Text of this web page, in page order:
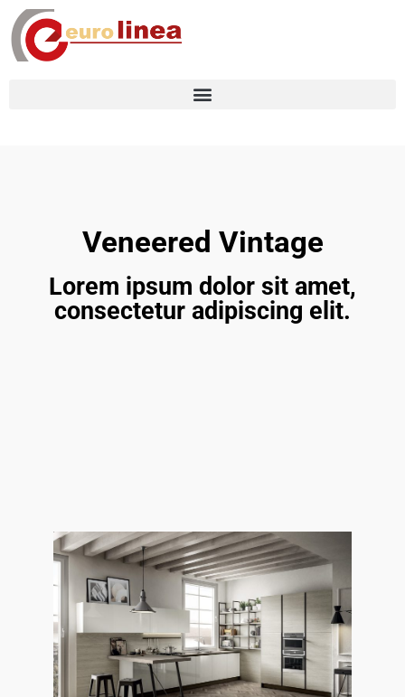
Veneered Vintage
Lorem ipsum dolor sit amet,
consectetur adipiscing elit.